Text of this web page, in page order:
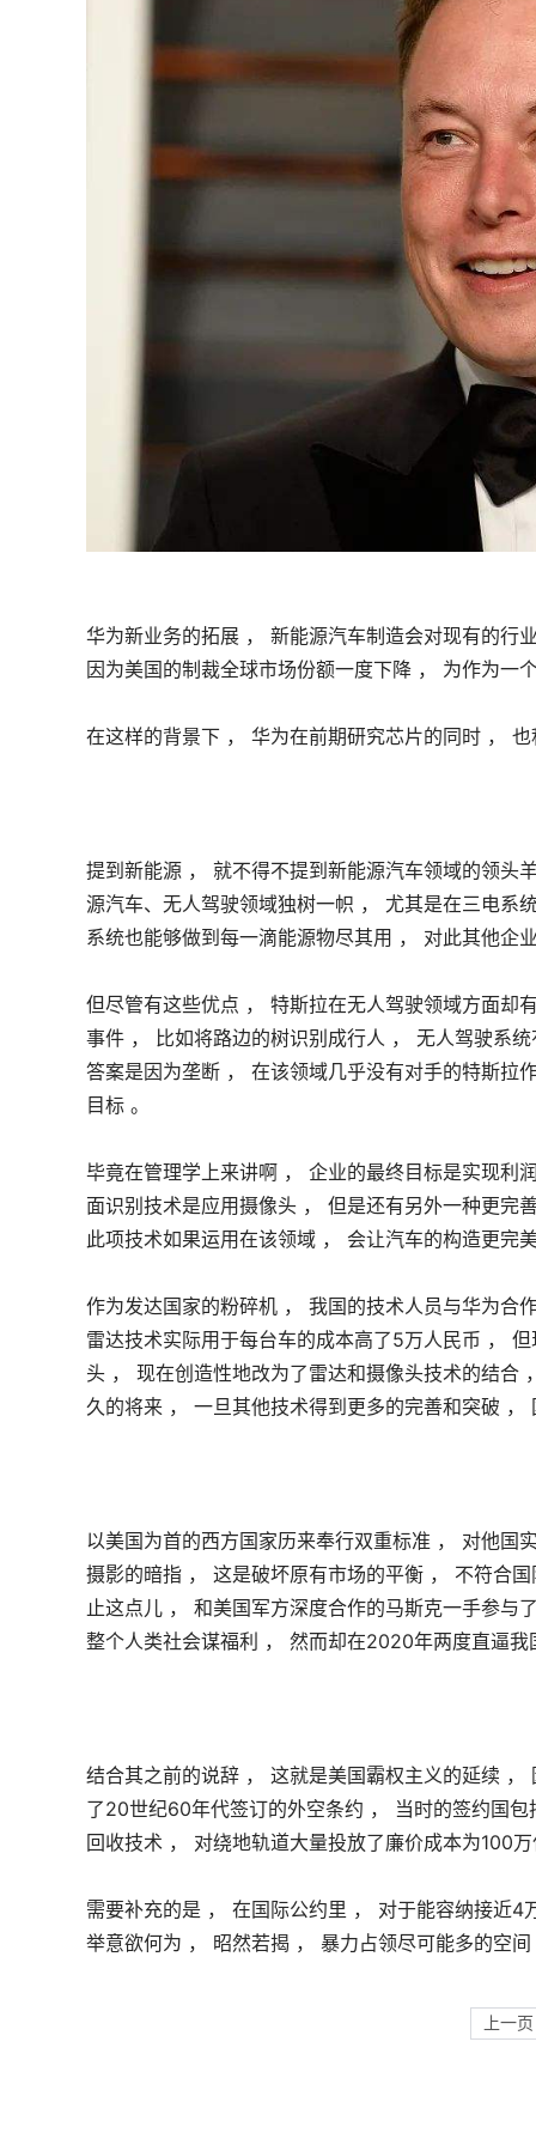
华为新业务的拓展 ， 新能源汽车制造会对现有的
因为美国的制裁全球市场份额一度下降 ， 为作为一
在这样的背景下 ， 华为在前期研究芯片的同时 ，
提到新能源 ， 就不得不提到新能源汽车领域的领头
源汽车、无人驾驶领域独树一帜 ， 尤其是在三电系
系统也能够做到每一滴能源物尽其用 ， 对此其他企
但尽管有这些优点 ， 特斯拉在无人驾驶领域方面却
事件 ， 比如将路边的树识别成行人 ， 无人驾驶系
答案是因为垄断 ， 在该领域几乎没有对手的特斯拉
目标 。
毕竟在管理学上来讲啊 ， 企业的最终目标是实现利
面识别技术是应用摄像头 ， 但是还有另外一种更完
此项技术如果运用在该领域 ， 会让汽车的构造更完
作为发达国家的粉碎机 ， 我国的技术人员与华为合
雷达技术实际用于每台车的成本高了5万人民币 ，
头 ， 现在创造性地改为了雷达和摄像头技术的结合
久的将来 ， 一旦其他技术得到更多的完善和突破
以美国为首的西方国家历来奉行双重标准 ， 对他国
摄影的暗指 ， 这是破坏原有市场的平衡 ， 不符合
止这点儿 ， 和美国军方深度合作的马斯克一手参
整个人类社会谋福利 ， 然而却在2020年两度直逼我
结合其之前的说辞 ， 这就是美国霸权主义的延续
了20世纪60年代签订的外空条约 ， 当时的签约国
回收技术 ， 对绕地轨道大量投放了廉价成本为100
需要补充的是 ， 在国际公约里 ， 对于能容纳接近
举意欲何为 ， 昭然若揭 ， 暴力占领尽可能多的空
上一页